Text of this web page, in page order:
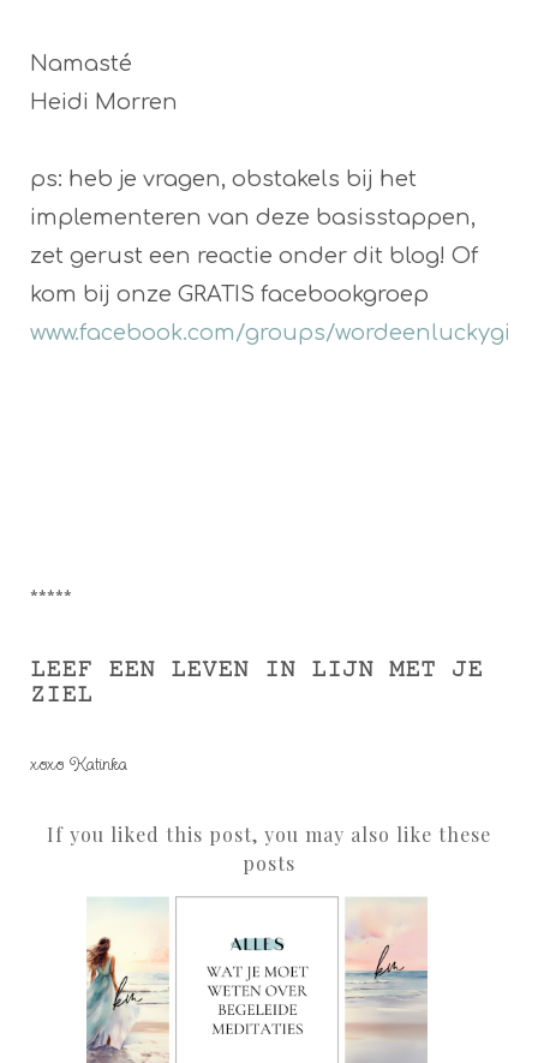
Namasté
Heidi Morren
ps: heb je vragen, obstakels bij het
implementeren van deze basisstappen,
zet gerust een reactie onder dit blog! Of
kom bij onze GRATIS facebookgroep
www.facebook.com/groups/wordeenluckygirl
*****
LEEF EEN LEVEN IN LIJN MET JE
ZIEL
xoxo Katinka
If you liked this post, you may also like these
posts